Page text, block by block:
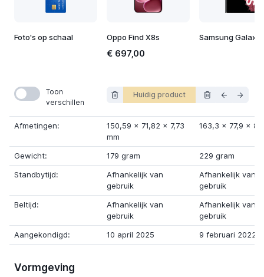
Foto's op schaal Oppo Find X8s
€ 697,00
Toon
verschillen
Huidig product
Afmetingen: 150,59 x 71,82 x 7,73
mm
163,3 x 77,9 x
Gewicht: 179 gram
229 gram
Standbytijd:
Afhankelijk van
gebruik
Afhankelijk van
gebruik
Beltijd:
Afhankelijk van
gebruik
Afhankelijk van
gebruik
Aangekondigd:
10 april 2025 9 februari 2022
Vormgeving